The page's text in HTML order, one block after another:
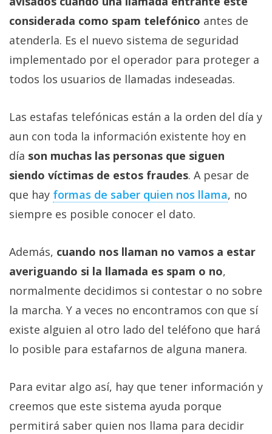
considerada como spam telefónico antes de
atenderla. Es el nuevo sistema de seguridad
implementado por el operador para proteger a
todos los usuarios de llamadas indeseadas.
Las estafas telefónicas están a la orden del día y
aun con toda la información existente hoy en
día son muchas las personas que siguen
siendo víctimas de estos fraudes. A pesar de
que hay formas de saber quien nos llama, no
siempre es posible conocer el dato.
Además, cuando nos llaman no vamos a estar
averiguando si la llamada es spam o no,
normalmente decidimos si contestar o no sobre
la marcha. Y a veces no encontramos con que sí
existe alguien al otro lado del teléfono que hará
lo posible para estafarnos de alguna manera.
Para evitar algo así, hay que tener información y
creemos que este sistema ayuda porque
permitirá saber quien nos llama para decidir